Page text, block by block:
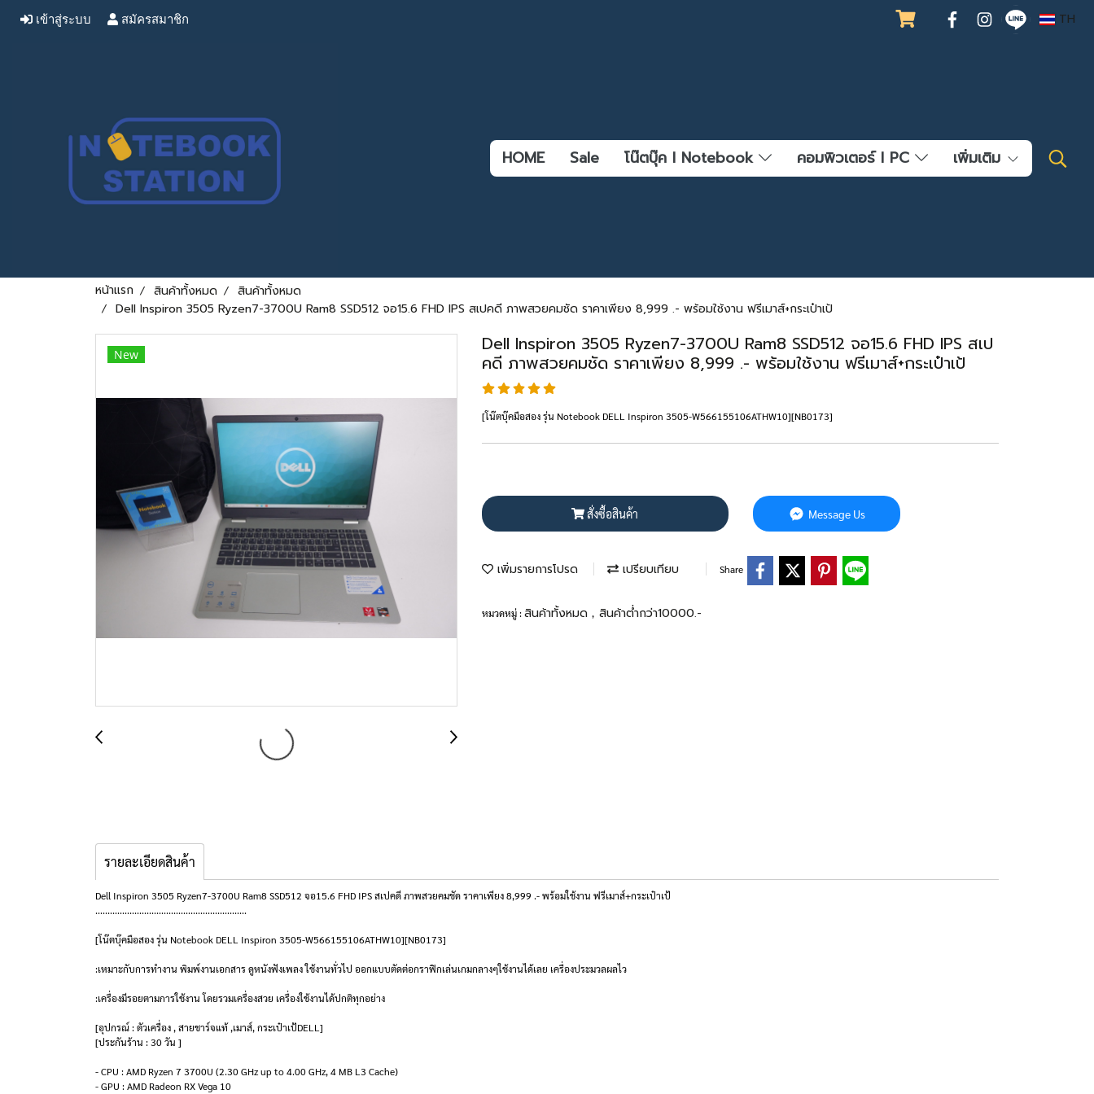
เข้าสู่ระบบ สมัครสมาชิก TH
HOME Sale โน๊ตบุ๊ค l Notebook คอมพิวเตอร์ l PC เพิ่มเติม
หน้าแรก สินค้าทั้งหมด
สินค้าทั้งหมด
Dell Inspiron 3505 Ryzen7-3700U Ram8 SSD512 จอ15.6 FHD IPS สเปคดี ภาพสวยคมชัด ราคาเพียง 8,999 .- พร้อมใช้งาน ฟรีเมาส์+กระเป๋าเป้
New
Dell Inspiron 3505 Ryzen7-3700U Ram8 SSD512 จอ15.6 FHD IPS สเป
คดี ภาพสวยคมชัด ราคาเพียง 8,999 .- พร้อมใช้งาน ฟรีเมาส์+กระเป๋าเป้
[โน๊ตบุ๊คมือสอง รุ่น Notebook DELL Inspiron 3505-W566155106ATHW10][NB0173]
สั่งซื้อสินค้า Message Us
เพิ่มรายการโปรด เปรียบเทียบ Share
หมวดหมู่ :สินค้าทั้งหมด , สินค้าต่ำกว่า10000.-
รายละเอียดสินค้า
Dell Inspiron 3505 Ryzen7-3700U Ram8 SSD512 จอ15.6 FHD IPS สเปคดี ภาพสวยคมชัด ราคาเพียง 8,999 .- พร้อมใช้งาน ฟรีเมาส์+กระเป๋าเป้
..............................................................
[โน๊ตบุ๊คมือสอง รุ่น Notebook DELL Inspiron 3505-W566155106ATHW10][NB0173]
:เหมาะกับการทำงาน พิมพ์งานเอกสาร ดูหนังฟังเพลง ใช้งานทั่วไป ออกแบบตัดต่อกราฟิกเล่นเกมกลางๆใช้งานได้เลย เครื่องประมวลผลไว
:เครื่องมีรอยตามการใช้งาน โดยรวมเครื่องสวย เครื่องใช้งานได้ปกติทุกอย่าง
[อุปกรณ์ : ตัวเครื่อง , สายชาร์จแท้ ,เมาส์, กระเป๋าเป้DELL]
[ประกันร้าน : 30 วัน ]
- CPU : AMD Ryzen 7 3700U (2.30 GHz up to 4.00 GHz, 4 MB L3 Cache)
- GPU : AMD Radeon RX Vega 10